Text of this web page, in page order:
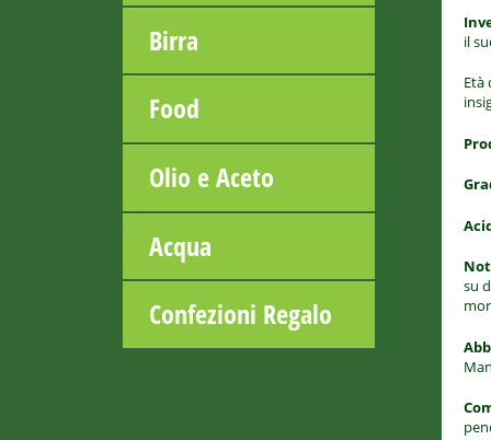
Birra
Food
Olio e Aceto
Acqua
Confezioni Regalo
il
Età
su